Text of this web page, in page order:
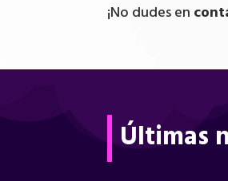
¡No dudes en
Últimas